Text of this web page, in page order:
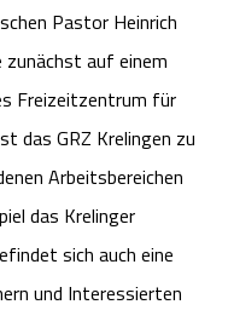
Pastor Heinrich
zunächst auf einem
Freizeitzentrum für
das GRZ Krelingen zu
Arbeitsbereichen
das Krelinger
sich auch eine
und Interessierten